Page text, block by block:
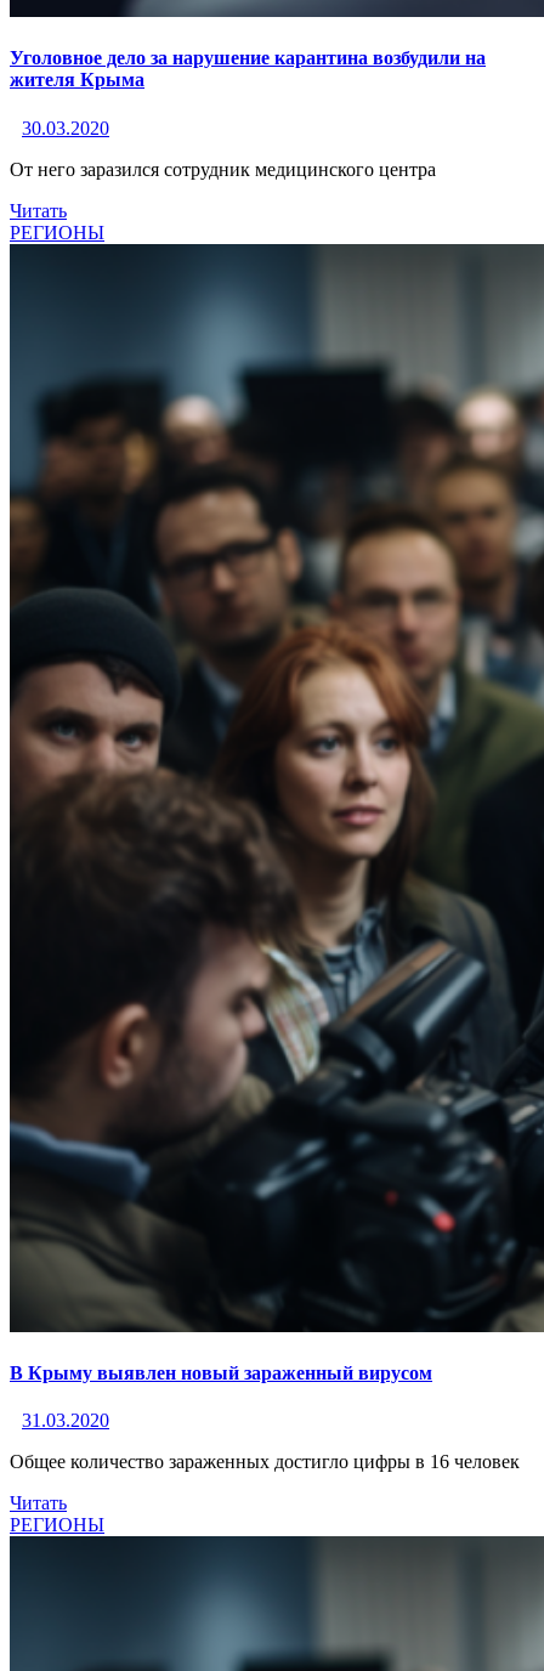
Уголовное дело за нарушение карантина возбудили на
жителя Крыма
30.03.2020
От него заразился сотрудник медицинского центра
Читать
РЕГИОНЫ
В Крыму выявлен новый зараженный вирусом
31.03.2020
Общее количество зараженных достигло цифры в 16 человек
Читать
РЕГИОНЫ